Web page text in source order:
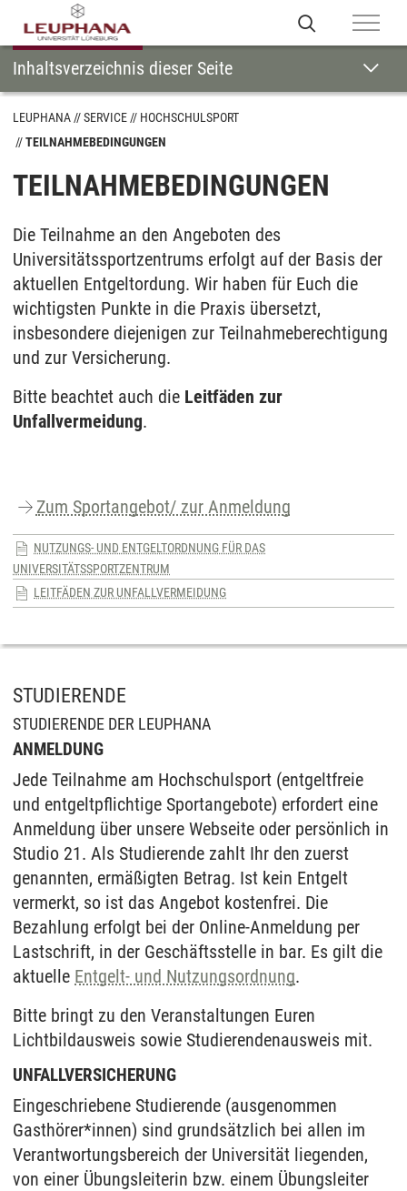
LEUPHANA SERVICE
HOCHSCHULSPORT
TEILNAHMEBEDINGUNGEN
TEILNAHMEBEDINGUNGEN
Die Teilnahme an den Angeboten des
Universitätssportzentrums erfolgt auf der Basis der
aktuellen Entgeltordung. Wir haben für Euch die
wichtigsten Punkte in die Praxis übersetzt,
insbesondere diejenigen zur Teilnahmeberechtigung
und zur Versicherung.
Bitte beachtet auch die Leitfäden zur
Unfallvermeidung.
Zum Sportangebot/ zur Anmeldung
NUTZUNGS- UND ENTGELTORDNUNG FÜR DAS
UNIVERSITÄTSSPORTZENTRUM
LEITFÄDEN ZUR UNFALLVERMEIDUNG
Inhaltsverzeichnis dieser Seite
STUDIERENDE
STUDIERENDE DER LEUPHANA
ANMELDUNG
Jede Teilnahme am Hochschulsport (entgeltfreie
und entgeltpflichtige Sportangebote) erfordert eine
Anmeldung über unsere Webseite oder persönlich in
Studio 21. Als Studierende zahlt Ihr den zuerst
genannten, ermäßigten Betrag. Ist kein Entgelt
vermerkt, so ist das Angebot kostenfrei. Die
Bezahlung erfolgt bei der Online-Anmeldung per
Lastschrift, in der Geschäftsstelle in bar. Es gilt die
aktuelle Entgelt- und Nutzungsordnung.
Bitte bringt zu den Veranstaltungen Euren
Lichtbildausweis sowie Studierendenausweis mit.
UNFALLVERSICHERUNG
Eingeschriebene Studierende (ausgenommen
Gasthörer*innen) sind grundsätzlich bei allen im
Verantwortungsbereich der Universität liegenden,
von einer Übungsleiterin bzw. einem Übungsleiter